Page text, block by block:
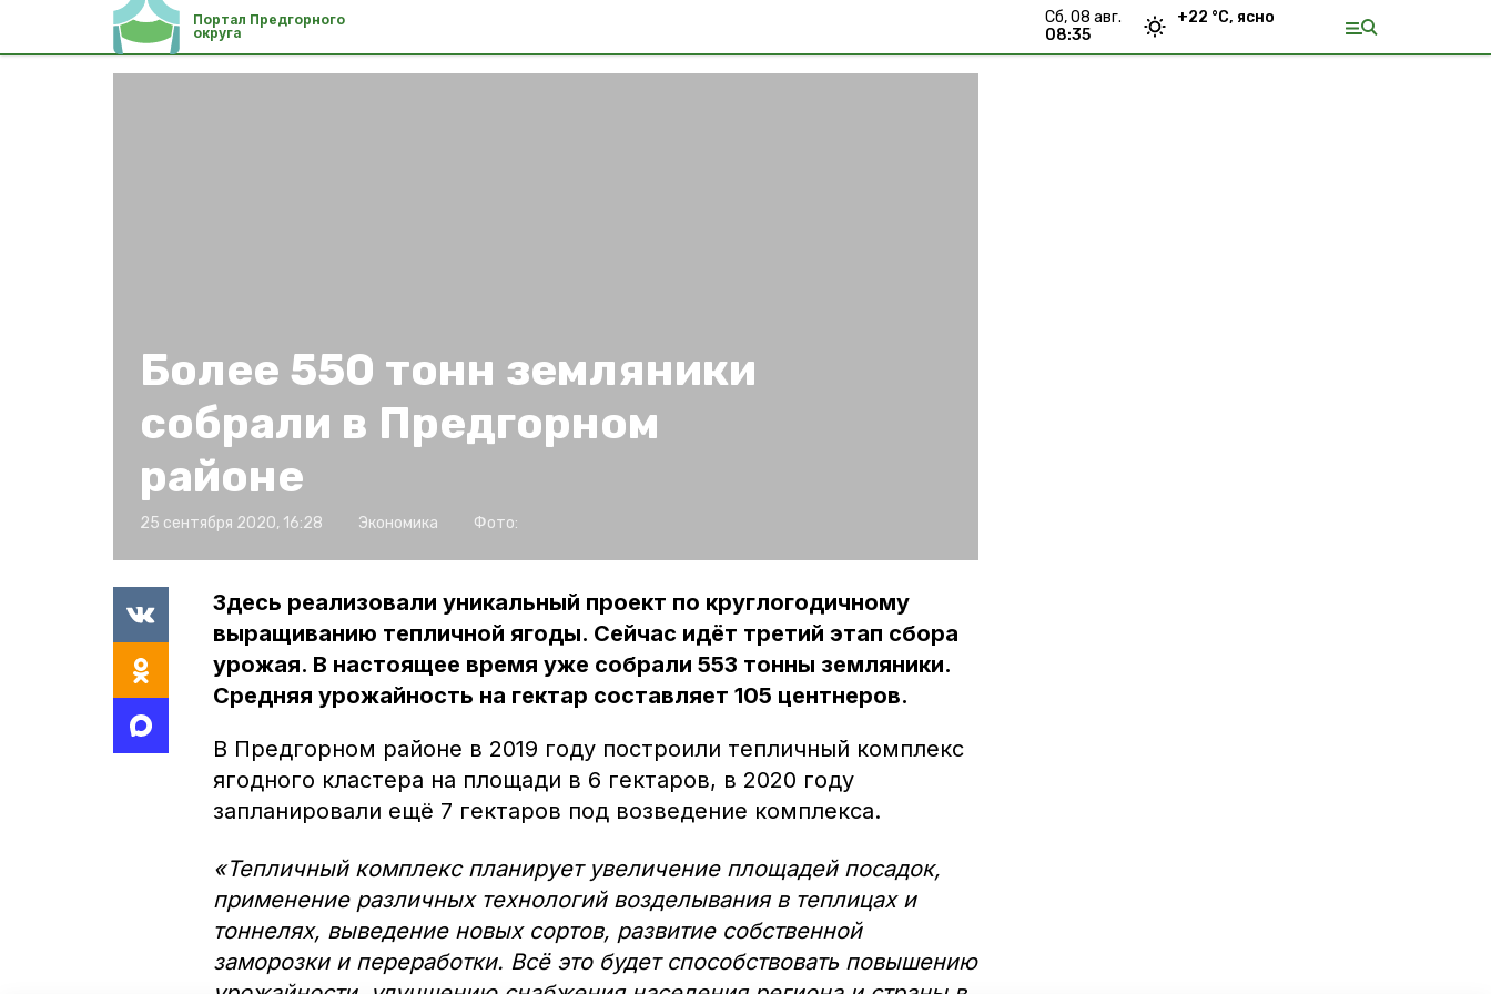
Портал Предгорного
округа
сб, 08 авг.
08:35
+22 °С, ясно
Более 550 тонн земляники
собрали в Предгорном
районе
25 сентября 2020, 16:28 Экономика Фото:
Здесь реализовали уникальный проект по круглогодичному
выращиванию тепличной ягоды. Сейчас идёт третий этап сбора
урожая. В настоящее время уже собрали 553 тонны земляники.
Средняя урожайность на гектар составляет 105 центнеров.
В Предгорном районе в 2019 году построили тепличный комплекс
ягодного кластера на площади в 6 гектаров, в 2020 году
запланировали ещё 7 гектаров под возведение комплекса.
«Тепличный комплекс планирует увеличение площадей посадок,
применение различных технологий возделывания в теплицах и
тоннелях, выведение новых сортов, развитие собственной
заморозки и переработки. Всё это будет способствовать повышению